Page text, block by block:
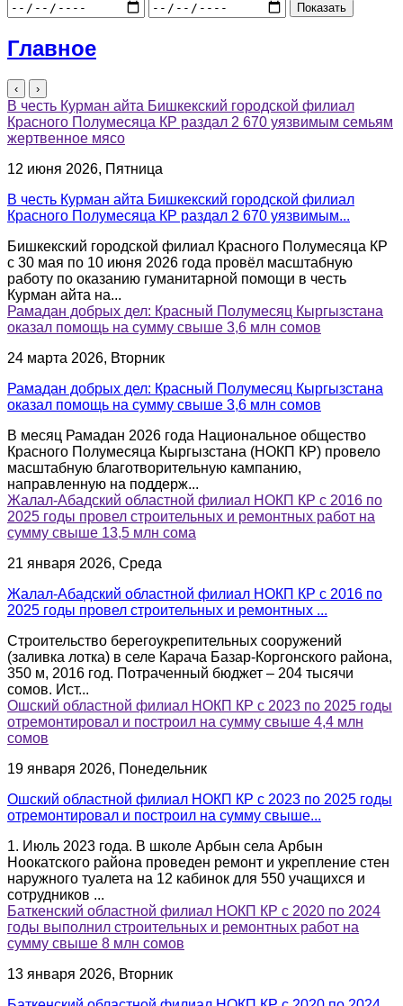
Показать
Главное
‹ ›
В честь Курман айта Бишкекский городской филиал
Красного Полумесяца КР раздал 2 670 уязвимым семьям
жертвенное мясо
12 июня 2026, Пятница
В честь Курман айта Бишкекский городской филиал
Красного Полумесяца КР раздал 2 670 уязвимым...
Бишкекский городской филиал Красного Полумесяца КР
с 30 мая по 10 июня 2026 года провёл масштабную
работу по оказанию гуманитарной помощи в честь
Курман айта на...
Рамадан добрых дел: Красный Полумесяц Кыргызстана
оказал помощь на сумму свыше 3,6 млн сомов
24 марта 2026, Вторник
Рамадан добрых дел: Красный Полумесяц Кыргызстана
оказал помощь на сумму свыше 3,6 млн сомов
В месяц Рамадан 2026 года Национальное общество
Красного Полумесяца Кыргызстана (НОКП КР) провело
масштабную благотворительную кампанию,
направленную на поддерж...
Жалал-Абадский областной филиал НОКП КР с 2016 по
2025 годы провел строительных и ремонтных работ на
сумму свыше 13,5 млн сома
21 января 2026, Среда
Жалал-Абадский областной филиал НОКП КР с 2016 по
2025 годы провел строительных и ремонтных ...
Строительство берегоукрепительных сооружений
(заливка лотка) в селе Карача Базар-Коргонского района,
350 м, 2016 год. Потраченный бюджет – 204 тысячи
сомов. Ист...
Ошский областной филиал НОКП КР с 2023 по 2025 годы
отремонтировал и построил на сумму свыше 4,4 млн
сомов
19 января 2026, Понедельник
Ошский областной филиал НОКП КР с 2023 по 2025 годы
отремонтировал и построил на сумму свыше...
1. Июль 2023 года. В школе Арбын села Арбын
Ноокатского района проведен ремонт и укрепление стен
наружного туалета на 12 кабинок для 550 учащихся и
сотрудников ...
Баткенский областной филиал НОКП КР с 2020 по 2024
годы выполнил строительных и ремонтных работ на
сумму свыше 8 млн сомов
13 января 2026, Вторник